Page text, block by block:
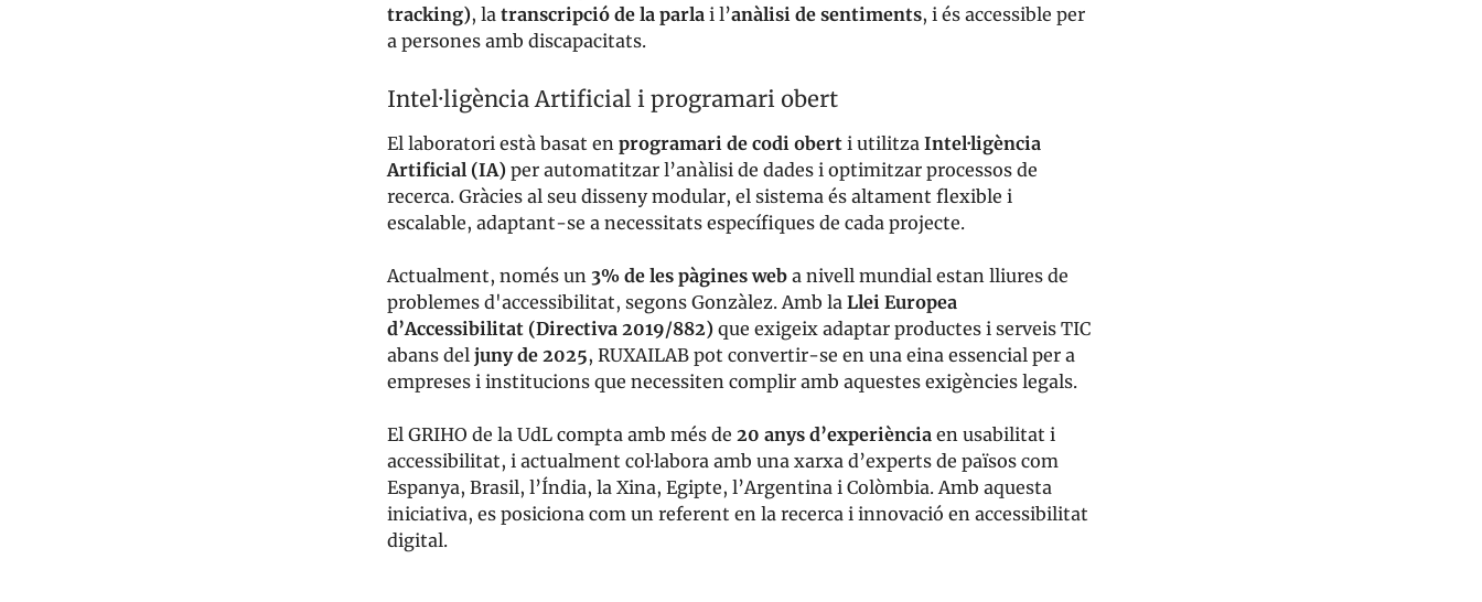
tracking), la transcripció de la parla i l’anàlisi de sentiments, i és accessible per
a persones amb discapacitats.
Intel·ligència Artificial i programari obert
El laboratori està basat en programari de codi obert i utilitza Intel·ligència
Artificial (IA) per automatitzar l’anàlisi de dades i optimitzar processos de
recerca. Gràcies al seu disseny modular, el sistema és altament flexible i
escalable, adaptant-se a necessitats específiques de cada projecte.
Actualment, només un 3% de les pàgines web a nivell mundial estan lliures de
problemes d'accessibilitat, segons Gonzàlez. Amb la Llei Europea
d’Accessibilitat (Directiva 2019/882) que exigeix adaptar productes i serveis TIC
abans del juny de 2025, RUXAILAB pot convertir-se en una eina essencial per a
empreses i institucions que necessiten complir amb aquestes exigències legals.
El GRIHO de la UdL compta amb més de 20 anys d’experiència en usabilitat i
accessibilitat, i actualment col·labora amb una xarxa d’experts de països com
Espanya, Brasil, l’Índia, la Xina, Egipte, l’Argentina i Colòmbia. Amb aquesta
iniciativa, es posiciona com un referent en la recerca i innovació en accessibilitat
digital.